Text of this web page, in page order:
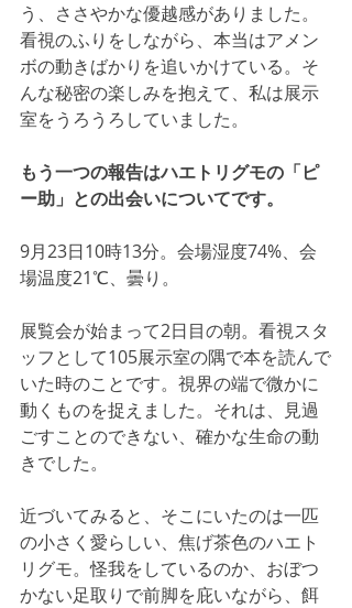
う、ささやかな優越感がありました。
看視のふりをしながら、本当はアメン
ボの動きばかりを追いかけている。そ
んな秘密の楽しみを抱えて、私は展示
室をうろうろしていました。
もう一つの報告はハエトリグモの「ピ
ー助」との出会いについてです。
9月23日10時13分。会場湿度74%、会
場温度21℃、曇り。
展覧会が始まって2日目の朝。看視スタ
ッフとして105展示室の隅で本を読んで
いた時のことです。視界の端で微かに
動くものを捉えました。それは、見過
ごすことのできない、確かな生命の動
きでした。
近づいてみると、そこにいたのは一匹
の小さく愛らしい、焦げ茶色のハエト
リグモ。怪我をしているのか、おぼつ
かない足取りで前脚を庇いながら、餌